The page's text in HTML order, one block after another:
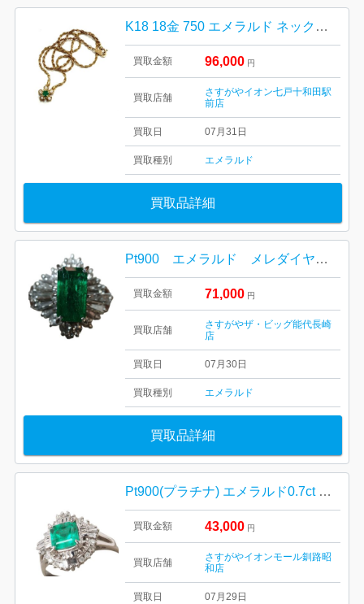
K18 18金 750 エメラルド ネックレス
買取金額 96,000 円
買取店舗
さすがやイオン七戸十和田駅
前店
買取日 07月31日
買取種別 エメラルド
買取品詳細
Pt900 エメラルド メレダイヤ付きリング 買取り
買取金額 71,000 円
買取店舗
さすがやザ・ビッグ能代長崎
店
買取日 07月30日
買取種別 エメラルド
買取品詳細
Pt900(プラチナ) エメラルド0.7ct メレ0.3ct リング
買取金額 43,000 円
買取店舗
さすがやイオンモール釧路昭
和店
買取日 07月29日